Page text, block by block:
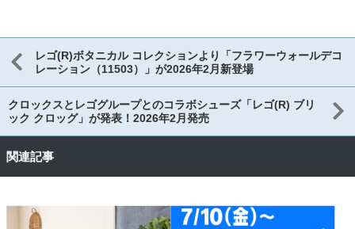
レゴ(R)ボタニカル コレクションより「フラワーウォールデコ
レーション（11503）」が2026年2月新登場
クロックスとレゴグループとのコラボシューズ「レゴ(R) ブリ
ック クロッグ」が発表！2026年2月発売
関連記事